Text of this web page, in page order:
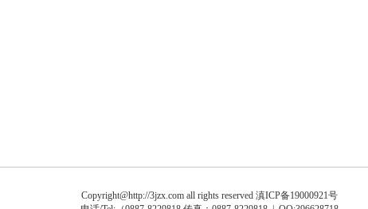
Copyright@http://3jzx.com all rights reserved滇ICP备19000921号